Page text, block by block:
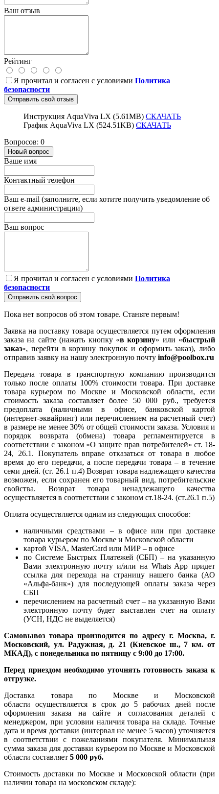
Ваш отзыв
Рейтинг
Я прочитал и согласен с условиями Политика
безопасности
Отправить свой отзыв
Инструкция AquaViva LX (5.61MB) СКАЧАТЬ
График AquaViva LX (524.51KB) СКАЧАТЬ
Вопросов: 0
Новый вопрос
Ваше имя
Контактный телефон
Ваш e-mail (заполните, если хотите получить уведомление об
ответе администрации)
Ваш вопрос
Я прочитал и согласен с условиями Политика
безопасности
Отправить свой вопрос
Пока нет вопросов об этом товаре. Станьте первым!
Заявка на поставку товара осуществляется путем оформления
заказа на сайте (нажать кнопку «в корзину» или «быстрый
заказ», перейти в корзину покупок и оформить заказ), либо
отправив заявку на нашу электронную почту info@poolbox.ru
Передача товара в транспортную компанию производится
только после оплаты 100% стоимости товара. При доставке
товара курьером по Москве и Московской области, если
стоимость заказа составляет более 50 000 руб., требуется
предоплата (наличными в офисе, банковской картой
(интернет-эквайринг) или перечислением на расчетный счет)
в размере не менее 30% от общей стоимости заказа. Условия и
порядок возврата (обмена) товара регламентируется в
соответствии с законом «О защите прав потребителей» ст. 18-
24, 26.1. Покупатель вправе отказаться от товара в любое
время до его передачи, а после передачи товара – в течение
семи дней. (ст. 26.1 п.4) Возврат товара надлежащего качества
возможен, если сохранен его товарный вид, потребительские
свойства. Возврат товара ненадлежащего качества
осуществляется в соответствии с законом ст.18-24. (ст.26.1 п.5)
Оплата осуществляется одним из следующих способов:
наличными средствами – в офисе или при доставке
товара курьером по Москве и Московской области
картой VISA, MasterCard или МИР – в офисе
по Системе Быстрых Платежей (СБП) – на указанную
Вами электронную почту и/или на Whats App придет
ссылка для перехода на страницу нашего банка (АО
«Альфа-банк») для последующей оплаты заказа через
СБП
перечислением на расчетный счет – на указанную Вами
электронную почту будет выставлен счет на оплату
(УСН, НДС не выделяется)
Самовывоз товара производится по адресу г. Москва, г.
Московский, ул. Радужная, д. 21 (Киевское ш., 7 км. от
МКАД), с понедельника по пятницу с 9:00 до 17:00.
Перед приездом необходимо уточнять готовность заказа к
отгрузке.
Доставка товара по Москве и Московской
области осуществляется в срок до 5 рабочих дней после
оформления заказа на сайте и согласования деталей с
менеджером, при условии наличия товара на складе. Точные
дата и время доставки (интервал не менее 5 часов) уточняется
в соответствии с пожеланиями покупателя. Минимальная
сумма заказа для доставки курьером по Москве и Московской
области составляет 5 000 руб.
Стоимость доставки по Москве и Московской области (при
наличии товара на московском складе):